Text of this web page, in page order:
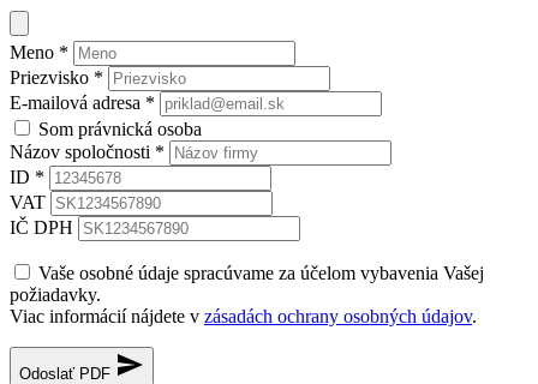
Meno *
Priezvisko *
E-mailová adresa *
Som právnická osoba
Názov spoločnosti *
ID *
VAT
IČ DPH
Vaše osobné údaje spracúvame za účelom vybavenia Vašej
požiadavky.
Viac informácií nájdete v zásadách ochrany osobných údajov.
Odoslať PDF